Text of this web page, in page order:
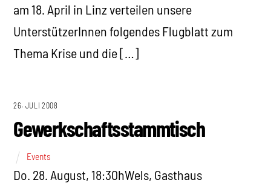
am 18. April in Linz verteilen unsere
UnterstützerInnen folgendes Flugblatt zum
Thema Krise und die […]
26. JULI 2008
Gewerkschaftsstammtisch
Events
Do. 28. August, 18:30hWels, Gasthaus